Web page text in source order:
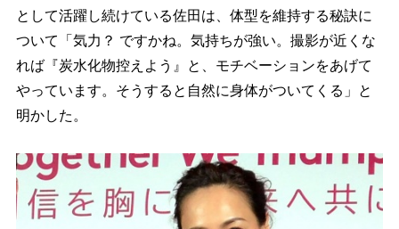
として活躍し続けている佐田は、体型を維持する秘訣に
ついて「気力？ ですかね。気持ちが強い。撮影が近くな
れば『炭水化物控えよう』と、モチベーションをあげて
っています。そうすると自然に身体がついてくる」と
明かした。